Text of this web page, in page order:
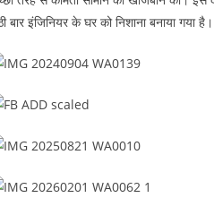
बार इंजिनियर के घर को निशाना बनाया गया